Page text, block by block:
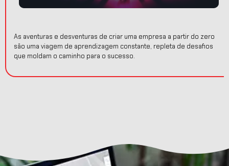
As aventuras e desventuras de criar uma empresa a partir do zero
são uma viagem de aprendizagem constante, repleta de desafios
que moldam o caminho para o sucesso.